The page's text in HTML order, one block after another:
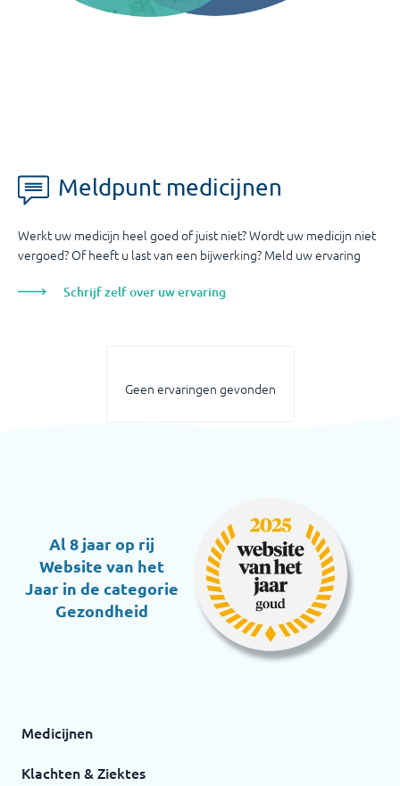
Meldpunt medicijnen
Werkt uw medicijn heel goed of juist niet? Wordt uw medicijn niet
vergoed? Of heeft u last van een bijwerking? Meld uw ervaring
Schrijf zelf over uw ervaring
Geen ervaringen gevonden
Al 8 jaar op rij
Website van het
Jaar in de categorie
Gezondheid
Medicijnen
Klachten & Ziektes